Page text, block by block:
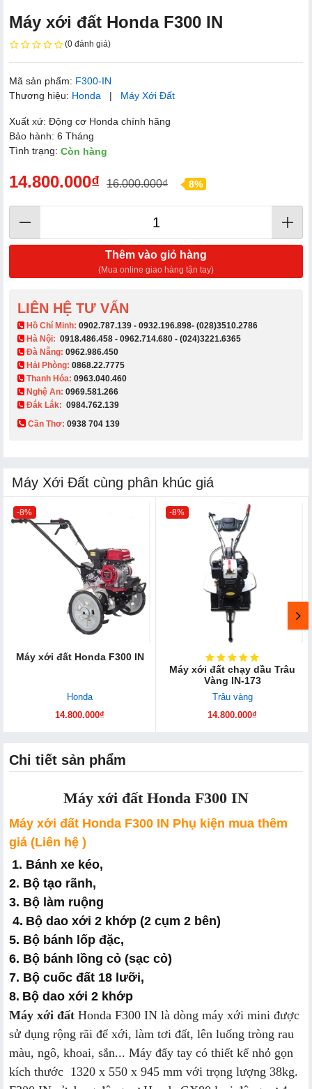
Máy xới đất Honda F300 IN
(0 đánh giá)
Mã sản phẩm: F300-IN
Thương hiệu: Honda | Máy Xới Đất
Xuất xứ: Động cơ Honda chính hãng
Bảo hành: 6 Tháng
Tình trạng: Còn hàng
14.800.000₫ 16.000.000₫ 8%
Thêm vào giỏ hàng
(Mua online giao hàng tận tay)
LIÊN HỆ TƯ VẤN
​ Hồ Chí Minh: 0902.787.139 - 0932.196.898- (028)3510.2786
Hà Nội: 0918.486.458 - 0962.714.680 - (024)3221.6365
Đà Nẵng: 0962.986.450
Hải Phòng: 0868.22.7775
Thanh Hóa: 0963.040.460
Nghệ An: 0969.581.266
Đắk Lắk: 0984.762.139
Cần Thơ: 0938 704 139​
Máy Xới Đất cùng phân khúc giá
-8%
Máy xới đất Honda F300 IN
Honda
14.800.000₫
-8%
Máy xới đất chạy dầu Trâu
Vàng IN-173
Trâu vàng
14.800.000₫
Chi tiết sản phẩm
Máy xới đất Honda F300 IN
Máy xới đất Honda F300 IN Phụ kiện mua thêm
giá (Liên hệ )
1. Bánh xe kéo,
2. Bộ tạo rãnh,
3. Bộ làm ruộng
4. Bộ dao xới 2 khớp (2 cụm 2 bên)
5. Bộ bánh lốp đặc,
6. Bộ bánh lồng cỏ (sạc cỏ)
7. Bộ cuốc đất 18 lưỡi,
8. Bộ dao xới 2 khớp
Máy xới đất Honda F300 IN là dòng máy xới mini được
sử dụng rộng rãi để xới, làm tơi đất, lên luống tròng rau
màu, ngô, khoai, sắn... Máy đẩy tay có thiết kế nhỏ gọn
kích thước 1320 x 550 x 945 mm với trọng lượng 38kg.